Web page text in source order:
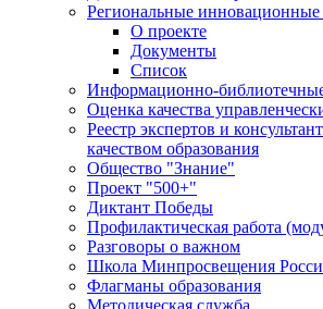
Региональные
О проекте
Документы
Список
Информационно-
Оценка качества
Реестр экспертов и
качеством образования
Общество "Знание"
Проект "500+"
Диктант Победы
Профилактическая работа
Разговоры о важном
Школа Минпросвещения
Флагманы образования
Методическая служба